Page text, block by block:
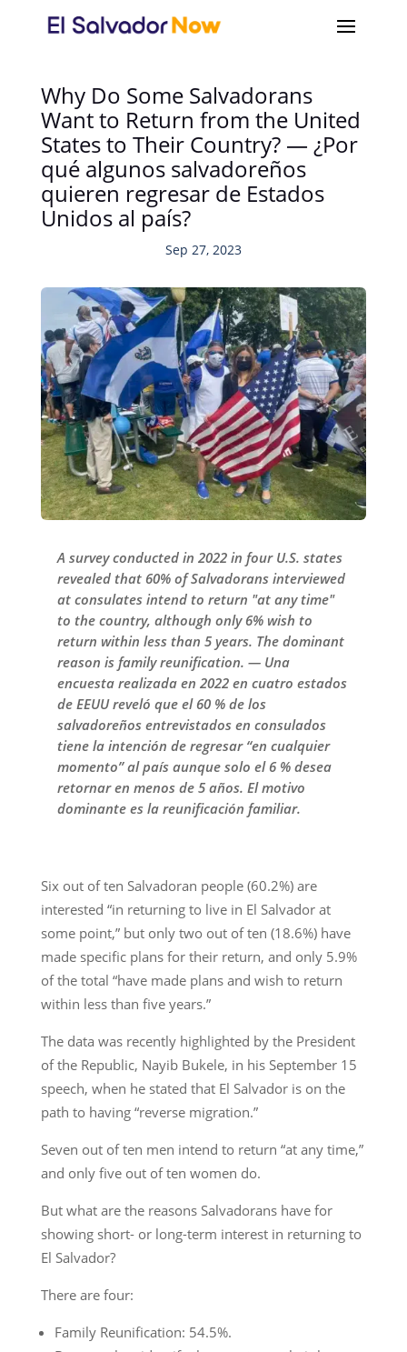
Why Do Some Salvadorans
Want to Return from the United
States to Their Country? — ¿Por
qué algunos salvadoreños
quieren regresar de Estados
Unidos al país?
Sep 27, 2023
A survey conducted in 2022 in four U.S. states
revealed that 60% of Salvadorans interviewed
at consulates intend to return "at any time"
to the country, although only 6% wish to
return within less than 5 years. The dominant
reason is family reunification. — Una
encuesta realizada en 2022 en cuatro estados
de EEUU reveló que el 60 % de los
salvadoreños entrevistados en consulados
tiene la intención de regresar “en cualquier
momento” al país aunque solo el 6 % desea
retornar en menos de 5 años. El motivo
dominante es la reunificación familiar.
Six out of ten Salvadoran people (60.2%) are
interested “in returning to live in El Salvador at
some point,” but only two out of ten (18.6%) have
made specific plans for their return, and only 5.9%
of the total “have made plans and wish to return
within less than five years.”
The data was recently highlighted by the President
of the Republic, Nayib Bukele, in his September 15
speech, when he stated that El Salvador is on the
path to having “reverse migration.”
Seven out of ten men intend to return “at any time,”
and only five out of ten women do.
But what are the reasons Salvadorans have for
showing short- or long-term interest in returning to
El Salvador?
There are four:
Family Reunification: 54.5%.